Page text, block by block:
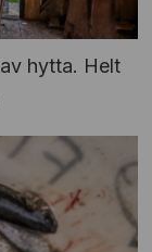
hytta. Helt